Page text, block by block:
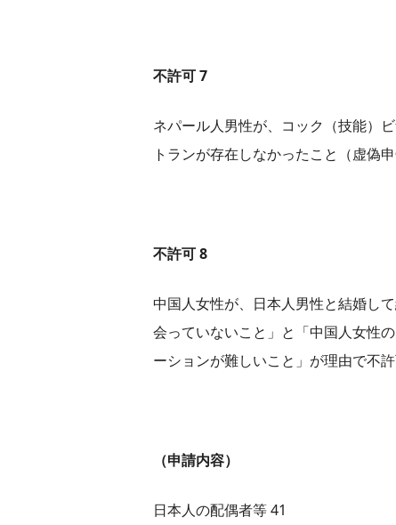
不許可 7
ネパール人男性が、コック（技能）
トランが存在しなかったこと（虚偽
不許可 8
中国人女性が、日本人男性と結婚し
会っていないこと」と「中国人女性
ーションが難しいこと」が理由で不許
（申請内容）
日本人の配偶者等 41